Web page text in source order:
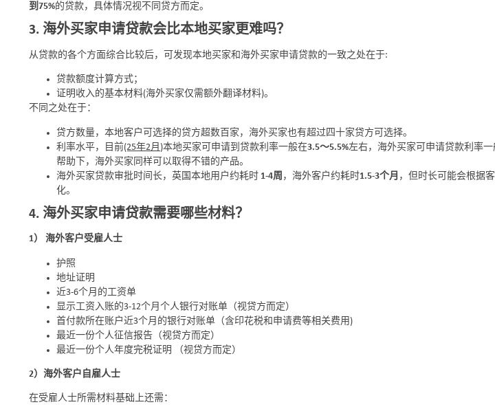
到75%的贷款，具体情况视不同贷方而定。
3. 海外买家申请贷款会比本地买家更难吗？
从贷款的各个方面综合比较后，可发现本地买家和海外买家申请贷款的一致之处在于:
贷款额度计算方式；
证明收入的基本材料(海外买家仅需额外翻译材料)。
不同之处在于：
贷方数量，本地客户可选择的贷方超数百家，海外买家也有超过四十家贷方可选择。
利率水平，目前(25年2月 )本地买家可申请到贷款利率一般在3.5～5.5%左右，海外买家可申请贷款利率一
帮助下，海外买家同样可以取得不错的产品。
海外买家贷款审批时间长，英国本地用户约耗时 1-4周 ，海外客户约耗时1.5-3个月 ，但时长可能会根据
化。
4. 海外买家申请贷款需要哪些材料？
1） 海外客户受雇人士
护照
地址证明
近3-6个月的工资单
显示工资入账的3-12个月个人银行对账单（视贷方而定）
首付款所在账户近3个月的银行对账单（含印花税和申请费等相关费用)
最近一份个人征信报告（视贷方而定）
最近一份个人年度完税证明 （视贷方而定）
2）海外客户自雇人士
在受雇人士所需材料基础上还需：